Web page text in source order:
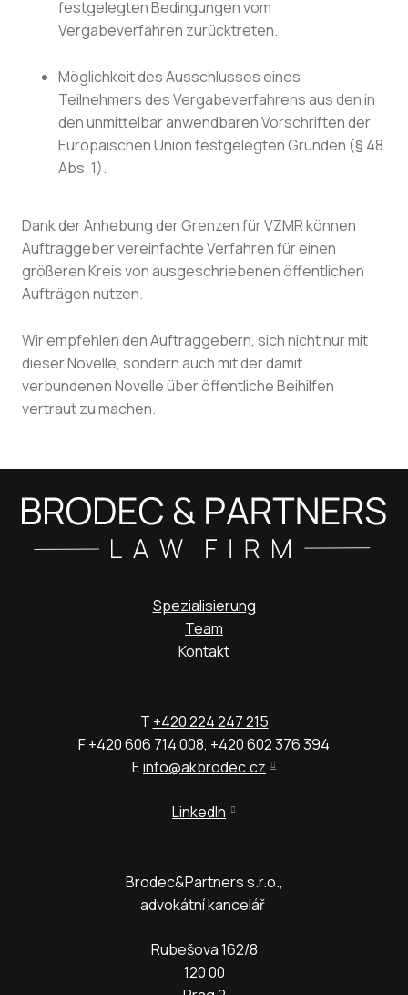
festgelegten Bedingungen vom
Vergabeverfahren zurücktreten.
Möglichkeit des Ausschlusses eines
Teilnehmers des Vergabeverfahrens aus den in
den unmittelbar anwendbaren Vorschriften der
Europäischen Union festgelegten Gründen (§ 48
Abs. 1).
Dank der Anhebung der Grenzen für VZMR können
Auftraggeber vereinfachte Verfahren für einen
größeren Kreis von ausgeschriebenen öffentlichen
Aufträgen nutzen.
Wir empfehlen den Auftraggebern, sich nicht nur mit
dieser Novelle, sondern auch mit der damit
verbundenen Novelle über öffentliche Beihilfen
vertraut zu machen.
Spezialisierung
Team
Kontakt
T +420 224 247 215
F+420 606 714 008, +420 602 376 394
Einfo@akbrodec.cz
LinkedIn
Brodec&Partners s.r.o.,
advokátní kancelář
Rubešova 162/8
120 00